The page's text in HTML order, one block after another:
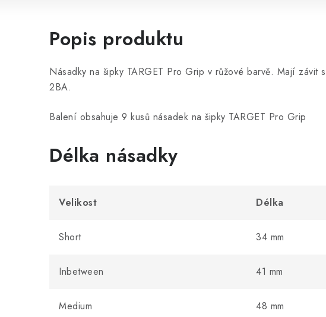
Popis produktu
Násadky na šipky TARGET Pro Grip v růžové barvě. Mají závit
2BA.
Balení obsahuje 9 kusů násadek na šipky TARGET Pro Grip
Délka násadky
Velikost Délka
Short 34 mm
Inbetween 41 mm
Medium 48 mm